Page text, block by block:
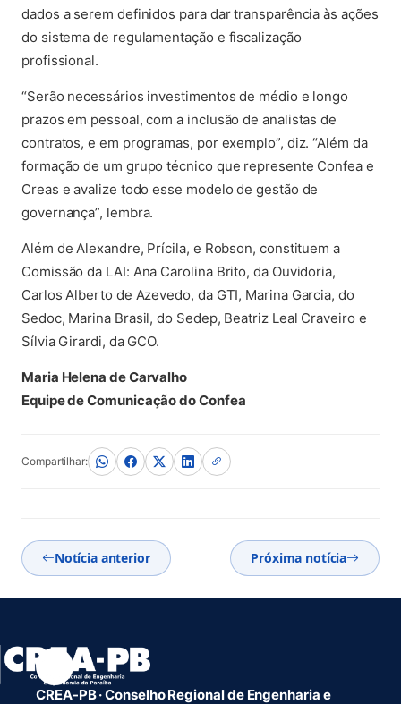
dados a serem definidos para dar transparência às ações
do sistema de regulamentação e fiscalização
profissional.
“Serão necessários investimentos de médio e longo
prazos em pessoal, com a inclusão de analistas de
contratos, e em programas, por exemplo”, diz. “Além da
formação de um grupo técnico que represente Confea e
Creas e avalize todo esse modelo de gestão de
governança”, lembra.
Além de Alexandre, Prícila, e Robson, constituem a
Comissão da LAI: Ana Carolina Brito, da Ouvidoria,
Carlos Alberto de Azevedo, da GTI, Marina Garcia, do
Sedoc, Marina Brasil, do Sedep, Beatriz Leal Craveiro e
Sílvia Girardi, da GCO.
Maria Helena de Carvalho
Equipe de Comunicação do Confea
Compartilhar:
Notícia anterior Próxima notícia
CREA-PB · Conselho Regional de Engenharia e